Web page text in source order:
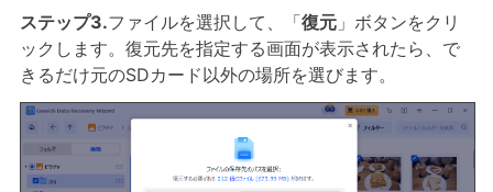
ステップ3.ファイルを選択して、「復元」ボタンをクリ
ックします。復元先を指定する画面が表示されたら、で
きるだけ元のSDカード以外の場所を選びます。